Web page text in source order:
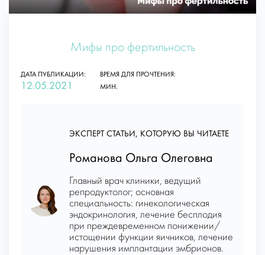
Мифы про фертильность
ДАТА ПУБЛИКАЦИИ:
12.05.2021
ВРЕМЯ ДЛЯ ПРОЧТЕНИЯ:
МИН.
ЭКСПЕРТ СТАТЬИ, КОТОРУЮ ВЫ ЧИТАЕТЕ
Романова Ольга Олеговна
Главный врач клиники, ведущий
репродуктолог; основная
специальность: гинекологическая
эндокринология, лечение бесплодия
при преждевременном понижении/
истощении функции яичников, лечение
нарушения имплантации эмбрионов.